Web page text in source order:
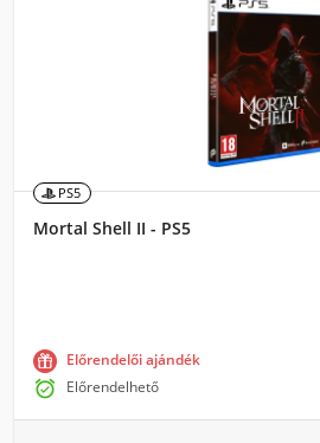
PS5
Mortal Shell II - PS5
Előrendelői ajándék
 Előrendelhető